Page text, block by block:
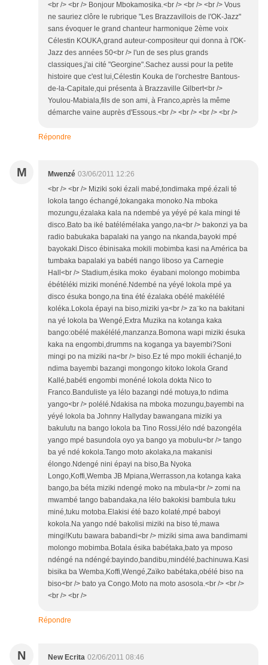
<br /> <br /> Bonjour Mbokamosika.<br /> <br /> <br /> Vous
ne sauriez clôre le rubrique "Les Brazzavillois de l'OK-Jazz"
sans évoquer le grand chanteur harmonique 2ème voix
Célestin KOUKA,grand auteur-compositeur qui donna à l'OK-
Jazz des années 50<br /> l'un de ses plus grands
classiques,j'ai cité "Georgine".Sachez aussi pour la petite
histoire que c'est lui,Célestin Kouka de l'orchestre Bantous-
de-la-Capitale,qui présenta à Brazzaville Gilbert<br />
Youlou-Mabiala,fils de son ami, à Franco,après la même
démarche vaine auprès d'Essous.<br /> <br /> <br /> <br />
Répondre
M Mwenzé 03/06/2011 12:26
<br /> <br /> Miziki soki ézali mabé,tondimaka mpé.ézali té
lokola tango échangé,tokangaka monoko.Na mboka
mozungu,ézalaka kala na ndembé ya yéyé pé kala mingi té
disco.Bato ba iké batélémélaka yango,na<br /> bakonzi ya ba
radio babukaka bapalaki na yango na nkanda,bayoki mpé
bayokaki.Disco ébinisaka mokili mobimba kasi na América ba
tumbaka bapalaki ya babéti nango liboso ya Carnegie
Hall<br /> Stadium,ésika moko éyabani molongo mobimba
ébétéléki miziki monéné.Ndembé na yéyé lokola mpé ya
disco ésuka bongo,na tina été ézalaka obélé makélélé
koléka.Lokola épayi na biso,miziki ya<br /> za¨ko na bakitani
na yé lokola ba Wengé,Extra Muzika na kotanga kaka
bango:obélé makélélé,manzanza.Bomona wapi miziki ésuka
kaka na engombi,drumms na koganga ya bayembi?Soni
mingi po na miziki na<br /> biso.Ez té mpo mokili échanjé,to
ndima bayembi bazangi mongongo kitoko lokola Grand
Kallé,babéti engombi monéné lokola dokta Nico to
Franco.Banduliste ya lélo bazangi ndé motuya,to ndima
yango<br /> polélé.Ndakisa na mboka mozungu,bayembi na
yéyé lokola ba Johnny Hallyday bawangana miziki ya
bakulutu na bango lokola ba Tino Rossi,lélo ndé bazongéla
yango mpé basundola oyo ya bango ya mobulu<br /> tango
ba yé ndé kokola.Tango moto akolaka,na makanisi
élongo.Ndengé nini épayi na biso,Ba Nyoka
Longo,Koffi,Wemba JB Mpiana,Werrasson,na kotanga kaka
bango,ba béta miziki ndengé moko na mbula<br /> zomi na
mwambé tango babandaka,na lélo bakokisi bambula tuku
miné,tuku motoba.Elakisi été bazo kolaté,mpé baboyi
kokola.Na yango ndé bakolisi miziki na biso té,mawa
mingi!Kutu bawara babandi<br /> miziki sima awa bandimami
molongo mobimba.Botala ésika babétaka,bato ya mposo
ndéngé na ndéngé:bayindo,bandibu,mindélé,bachinuwa.Kasi
bisika ba Wemba,Koffi,Wengé,Zaïko babétaka,obélé biso na
biso<br /> bato ya Congo.Moto na moto asosola.<br /> <br />
<br /> <br />
Répondre
N New Ecrita 02/06/2011 08:46